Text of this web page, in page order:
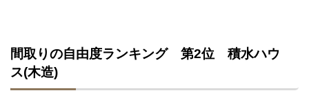
間取りの自由度ランキング 第2位 積水ハウ
ス(木造)